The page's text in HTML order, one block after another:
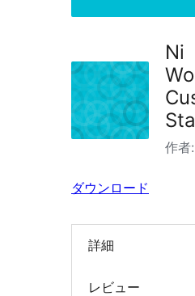
ン
検
Ni
作者:
ダウンロード
詳細
レビュー